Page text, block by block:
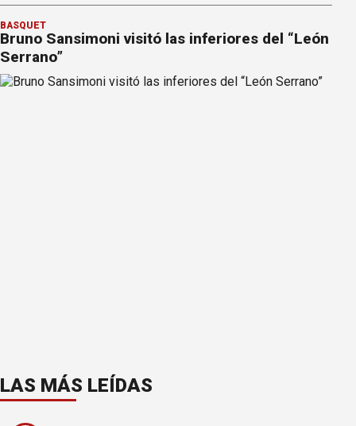
BÁSQUET
Bruno Sansimoni visitó las inferiores del “León
Serrano”
LAS MÁS LEÍDAS